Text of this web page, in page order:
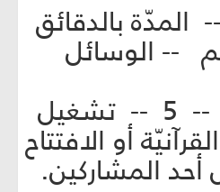
المدّة بالدقائق
-- الوسائل
التلاوة القرآنية -- 5 -- تشغيل
أو الافتتاح
أحد المشاركين.